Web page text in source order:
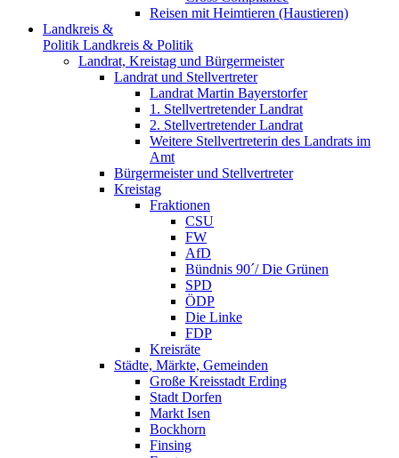
Reisen mit Heimtieren (Haustieren)
Landkreis &
Politik Landkreis & Politik
Landrat, Kreistag und Bürgermeister
Landrat und Stellvertreter
Landrat Martin Bayerstorfer
1. Stellvertretender Landrat
2. Stellvertretender Landrat
Weitere Stellvertreterin des Landrats im
Amt
Bürgermeister und Stellvertreter
Kreistag
Fraktionen
CSU
FW
AfD
Bündnis 90´/ Die Grünen
SPD
ÖDP
Die Linke
FDP
Kreisräte
Städte, Märkte, Gemeinden
Große Kreisstadt Erding
Stadt Dorfen
Markt Isen
Bockhorn
Finsing